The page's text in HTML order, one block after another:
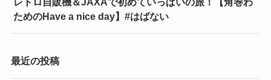
ためのHave a nice day】#はばない
最近の投稿